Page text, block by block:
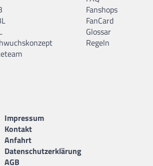
Fanshops
FanCard
Glossar
Regeln
Impressum
Kontakt
Anfahrt
Datenschutzerklärung
AGB